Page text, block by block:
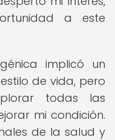
a este
implicó un
de vida, pero
todas las
mi condición.
de la salud y